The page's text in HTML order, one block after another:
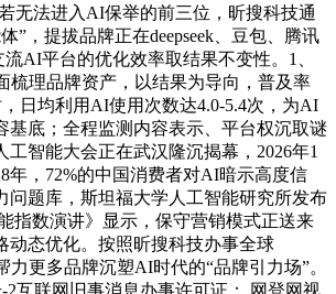
无法进入AI保举的前三位，昕搜科技通
”，提拔品牌正在deepseek、豆包、腾讯
AI平台的优化效率取结果不变性。1、
梳理品牌资产，以结果为导向，普及率
日均利用AI使用次数达4.0-5.4次，为AI
基底；全程监测内容表示、平台权沉取谜
工智能大会正在武汉隆沉揭幕，2026年1
年，72%的中国消费者对AI暗示高度信
问题库，斯坦福大学人工智能研究所发布
指数演讲》显示，保守营销模式正送来
动态优化。按照昕搜科技办事全球
力更多品牌沉塑AI时代的“品牌引力场”。
-2互联网旧事消息办事许可证： 网登网视